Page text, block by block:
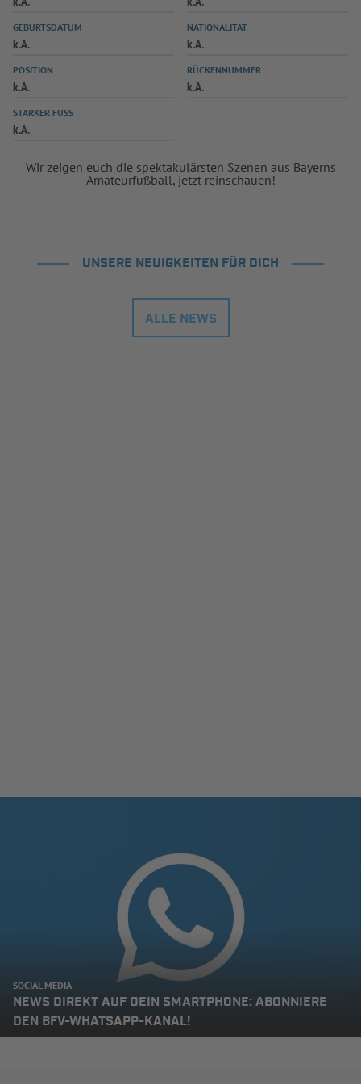
SPIELPLUS
GEBURTSDATUM
k.A.
NATIONALITÄT
k.A.
POSITION
k.A.
RÜCKENNUMMER
k.A.
STARKER FUSS
k.A.
Wir zeigen euch die spektakulärsten Szenen aus Bayerns
Amateurfußball, jetzt reinschauen!
UNSERE NEUIGKEITEN FÜR DICH
ALLE NEWS
SOCIAL MEDIA
NEWS DIREKT AUF DEIN SMARTPHONE: ABONNIERE
DEN BFV-WHATSAPP-KANAL!